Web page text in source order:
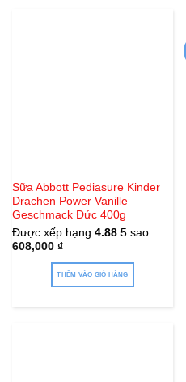
Sữa Abbott Pediasure Kinder
Drachen Power Vanille
Geschmack Đức 400g
Được xếp hạng 4.885 sao
608,000 ₫
THÊM VÀO GIỎ HÀNG